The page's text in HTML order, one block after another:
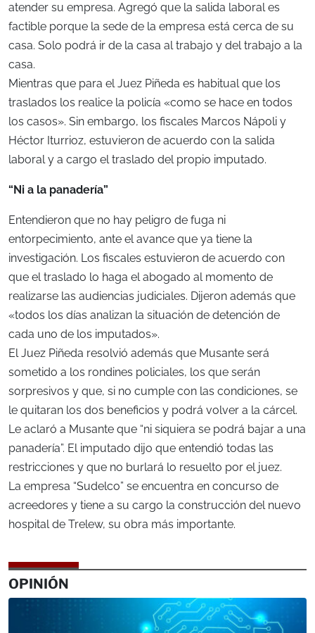
atender su empresa. Agregó que la salida laboral es
factible porque la sede de la empresa está cerca de su
casa. Solo podrá ir de la casa al trabajo y del trabajo a la
casa.
Mientras que para el Juez Piñeda es habitual que los
traslados los realice la policía «como se hace en todos
los casos». Sin embargo, los fiscales Marcos Nápoli y
Héctor Iturrioz, estuvieron de acuerdo con la salida
laboral y a cargo el traslado del propio imputado.
“Ni a la panadería”
Entendieron que no hay peligro de fuga ni
entorpecimiento, ante el avance que ya tiene la
investigación. Los fiscales estuvieron de acuerdo con
que el traslado lo haga el abogado al momento de
realizarse las audiencias judiciales. Dijeron además que
«todos los días analizan la situación de detención de
cada uno de los imputados».
El Juez Piñeda resolvió además que Musante será
sometido a los rondines policiales, los que serán
sorpresivos y que, si no cumple con las condiciones, se
le quitaran los dos beneficios y podrá volver a la cárcel.
Le aclaró a Musante que “ni siquiera se podrá bajar a una
panadería”. El imputado dijo que entendió todas las
restricciones y que no burlará lo resuelto por el juez.
La empresa “Sudelco” se encuentra en concurso de
acreedores y tiene a su cargo la construcción del nuevo
hospital de Trelew, su obra más importante.
OPINIÓN